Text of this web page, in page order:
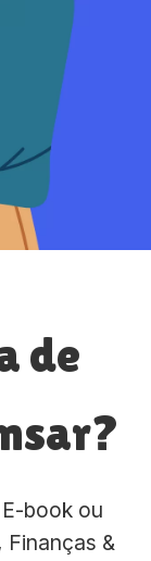
de
book ou
Finanças &